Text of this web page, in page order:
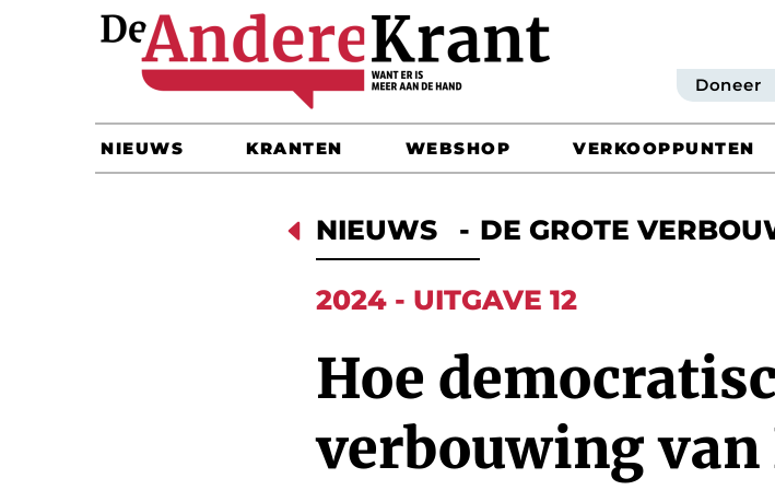
Doneer
NIEUWS KRANTEN WEBSHOP VERKOOPPUNTEN
D NIEUWS - DE GROTE
2024 - UITGAVE 12
Hoe
verbouwing van